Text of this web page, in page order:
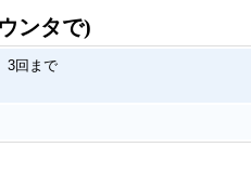
ンタで)
3回まで